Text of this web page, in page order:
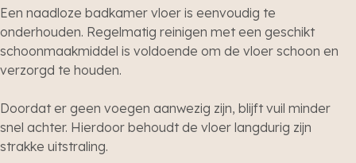
Een naadloze badkamer vloer is eenvoudig te
onderhouden. Regelmatig reinigen met een geschikt
schoonmaakmiddel is voldoende om de vloer schoon en
verzorgd te houden.
Doordat er geen voegen aanwezig zijn, blijft vuil minder
snel achter. Hierdoor behoudt de vloer langdurig zijn
strakke uitstraling.